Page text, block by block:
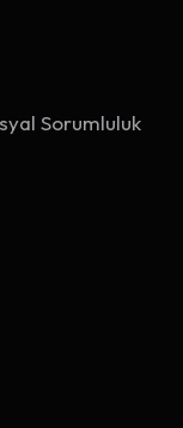
Sorumluluk